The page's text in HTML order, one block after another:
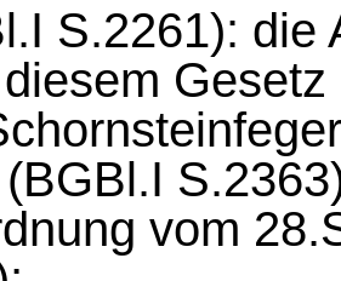
S.2261): die
vom